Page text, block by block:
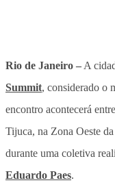
Rio de Janeiro – A
Summit, considerado o
encontro acontecerá
Tijuca, na Zona Oeste
durante uma coletiva
Eduardo Paes.